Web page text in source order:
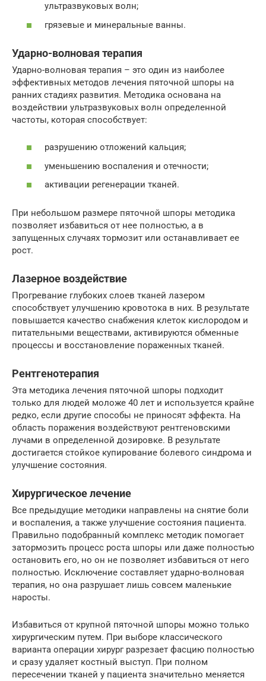
ультразвуковых волн;
грязевые и минеральные ванны.
Ударно-волновая терапия
Ударно-волновая терапия – это один из наиболее
эффективных методов лечения пяточной шпоры на
ранних стадиях развития. Методика основана на
воздействии ультразвуковых волн определенной
частоты, которая способствует:
разрушению отложений кальция;
уменьшению воспаления и отечности;
активации регенерации тканей.
При небольшом размере пяточной шпоры методика
позволяет избавиться от нее полностью, а в
запущенных случаях тормозит или останавливает ее
рост.
Лазерное воздействие
Прогревание глубоких слоев тканей лазером
способствует улучшению кровотока в них. В результате
повышается качество снабжения клеток кислородом и
питательными веществами, активируются обменные
процессы и восстановление пораженных тканей.
Рентгенотерапия
Эта методика лечения пяточной шпоры подходит
только для людей моложе 40 лет и используется крайне
редко, если другие способы не приносят эффекта. На
область поражения воздействуют рентгеновскими
лучами в определенной дозировке. В результате
достигается стойкое купирование болевого синдрома и
улучшение состояния.
Хирургическое лечение
Все предыдущие методики направлены на снятие боли
и воспаления, а также улучшение состояния пациента.
Правильно подобранный комплекс методик помогает
затормозить процесс роста шпоры или даже полностью
остановить его, но он не позволяет избавиться от него
полностью. Исключение составляет ударно-волновая
терапия, но она разрушает лишь совсем маленькие
наросты.
Избавиться от крупной пяточной шпоры можно только
хирургическим путем. При выборе классического
варианта операции хирург разрезает фасцию полностью
и сразу удаляет костный выступ. При полном
пересечении тканей у пациента значительно меняется